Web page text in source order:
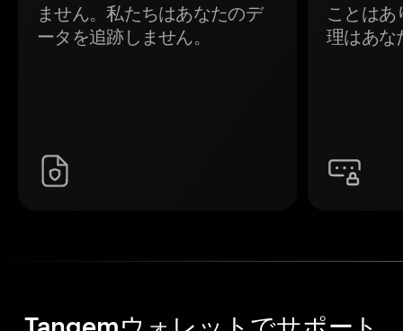
ません。私たちはあなたのデ
ータを追跡しません。
ことはあ
理はあな